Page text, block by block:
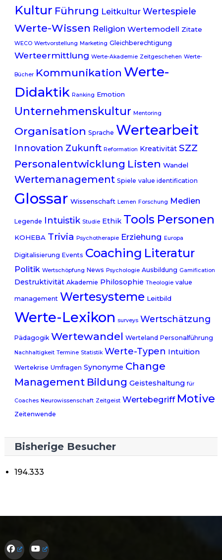
Kultur Führung Leitkultur Wertespiele
Werte-Wissen Religion Wertemodell Zitate
WECO Wertvorstellung Marketing Gleichberechtigung
Werteermittlung Werte-Akademie Zeitgeschehen Werte-
Bücher Kommunikation Werte-
Didaktik Ranking Emotion
Unternehmenskultur Mentoring
Organisation Sprache Wertearbeit
Innovation Zukunft Reformation Kreativität SZZ
Personalentwicklung Listen Wandel
Wertemanagement Spiele value identification
Glossar Wissenschaft Lernen Forschung Medien
Legende Intuistik Studie Ethik Tools Personen
KOHEBA Trivia Psychotherapie Erziehung Europa
Digitalisierung Events Coaching Literatur
Politik Wertschöpfung News Psychologie Ausbildung Gamification
Destruktivität Akademie Philosophie Theologie value
management Wertesysteme Leitbild
Werte-Lexikon surveys Wertschätzung
Pädagogik Wertewandel Werteland Personalführung
Nachhaltigkeit Termine Statistik Werte-Typen Intuition
Wertekrise Umfragen Synonyme Change
Management Bildung Geisteshaltung für
Coaches Neurowissenschaft Zeitgeist Wertebegriff Motive
Zeitenwende
Bisherige Besucher
194.333